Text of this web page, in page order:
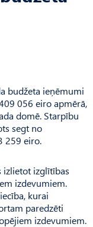
budžeta ieņēmumi
056 eiro apmērā,
domē. Starpību
segt no
259 eiro.
izlietot izglītības
izdevumiem.
kurai
paredzēti
izdevumiem.